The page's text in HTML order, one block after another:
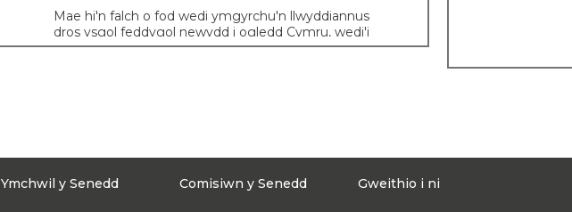
Mae hi'n falch o fod wedi ymgyrchu'n llwyddiannus
dros ysgol feddygol newydd i ogledd Cymru, wedi'i
lleoli ym Mangor o fewn ei hen etholaeth, Arfon.
Cymru a Llywodraeth Cymru (2021–2024).
Ymchwil y Senedd Comisiwn y Senedd Gweithio i ni